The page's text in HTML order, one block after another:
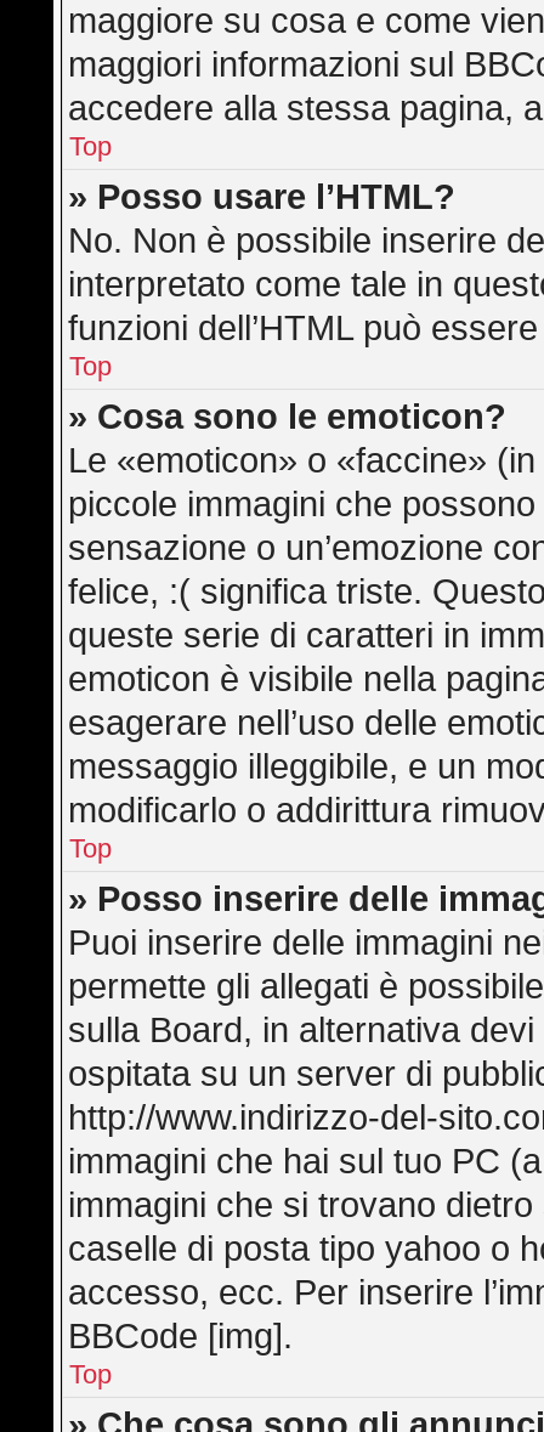
maggiore su cosa e come
maggiori informazioni sul
accedere alla stessa pagina,
Top
» Posso usare l’HTML?
No. Non è possibile inserire
interpretato come tale in
funzioni dell’HTML può
Top
» Cosa sono le emoticon?
Le «emoticon» o «faccine»
piccole immagini che
sensazione o un’emozione
felice, :( significa triste.
queste serie di caratteri in
emoticon è visibile nella
esagerare nell’uso delle
messaggio illeggibile, e un
modificarlo o addirittura
Top
» Posso inserire delle
Puoi inserire delle immagini
permette gli allegati è
sulla Board, in alternativa
ospitata su un server di
http://www.indirizzo-del-
immagini che hai sul tuo PC
immagini che si trovano
caselle di posta tipo yahoo o
accesso, ecc. Per inserire
BBCode [img].
Top